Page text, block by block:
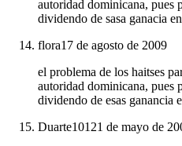
autoridad dominicana, pues
dividendo de sasa ganacia
flora17 de agosto de 2009
el problema de los haitses
autoridad dominicana, pues
dividendo de esas ganancia
Duarte101 21 de mayo de